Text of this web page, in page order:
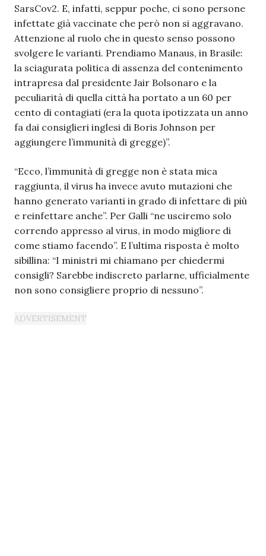
SarsCov2. E, infatti, seppur poche, ci sono persone
infettate già vaccinate che però non si aggravano.
Attenzione al ruolo che in questo senso possono
svolgere le varianti. Prendiamo Manaus, in Brasile:
la sciagurata politica di assenza del contenimento
intrapresa dal presidente Jair Bolsonaro e la
peculiarità di quella città ha portato a un 60 per
cento di contagiati (era la quota ipotizzata un anno
fa dai consiglieri inglesi di Boris Johnson per
aggiungere l’immunità di gregge)”.
“Ecco, l’immunità di gregge non è stata mica
raggiunta, il virus ha invece avuto mutazioni che
hanno generato varianti in grado di infettare di più
e reinfettare anche”. Per Galli “ne usciremo solo
correndo appresso al virus, in modo migliore di
come stiamo facendo”. E l’ultima risposta è molto
sibillina: “I ministri mi chiamano per chiedermi
consigli? Sarebbe indiscreto parlarne, ufficialmente
non sono consigliere proprio di nessuno”.